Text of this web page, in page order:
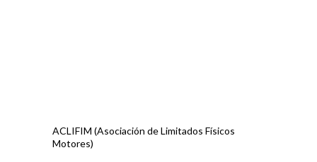
ACLIFIM (Asociación de Limitados Físicos
Motores)